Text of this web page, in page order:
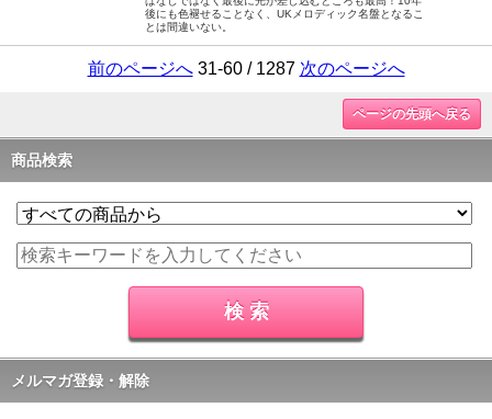
後にも色褪せることなく、UKメロディック名盤となるこ
とは間違いない。
前のページへ31-60 / 1287 次のページへ
ページの先頭へ戻る
商品検索
メルマガ登録・解除